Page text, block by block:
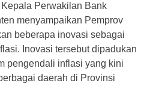
Perwakilan Bank
menyampaikan Pemprov
beberapa inovasi sebagai
Inovasi tersebut dipadukan
pengendali inflasi yang kini
daerah di Provinsi